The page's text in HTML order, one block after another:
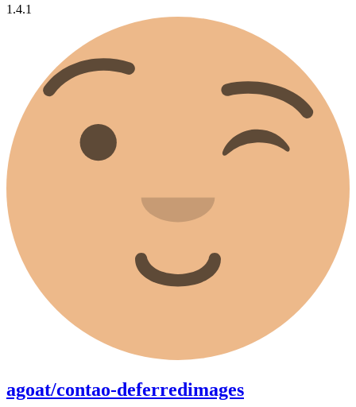
1.4.1
agoat/contao-deferredimages